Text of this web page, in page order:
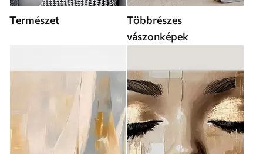
Természet
Többrészes
vászonképek